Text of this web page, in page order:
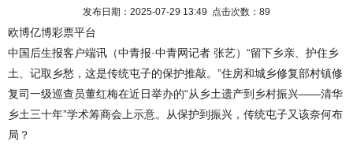
发布日期：2025-07-29 13:49 点击次数：89
欧博亿博彩票平台
中国后生报客户端讯（中青报·中青网记者 张艺）“留下乡亲、护住乡
土、记取乡愁，这是传统屯子的保护推敲。”住房和城乡修复部村镇修
复司一级巡查员董红梅在近日举办的“从乡土遗产到乡村振兴——清华
乡土三十年”学术筹商会上示意。从保护到振兴，传统屯子又该奈何布
局？